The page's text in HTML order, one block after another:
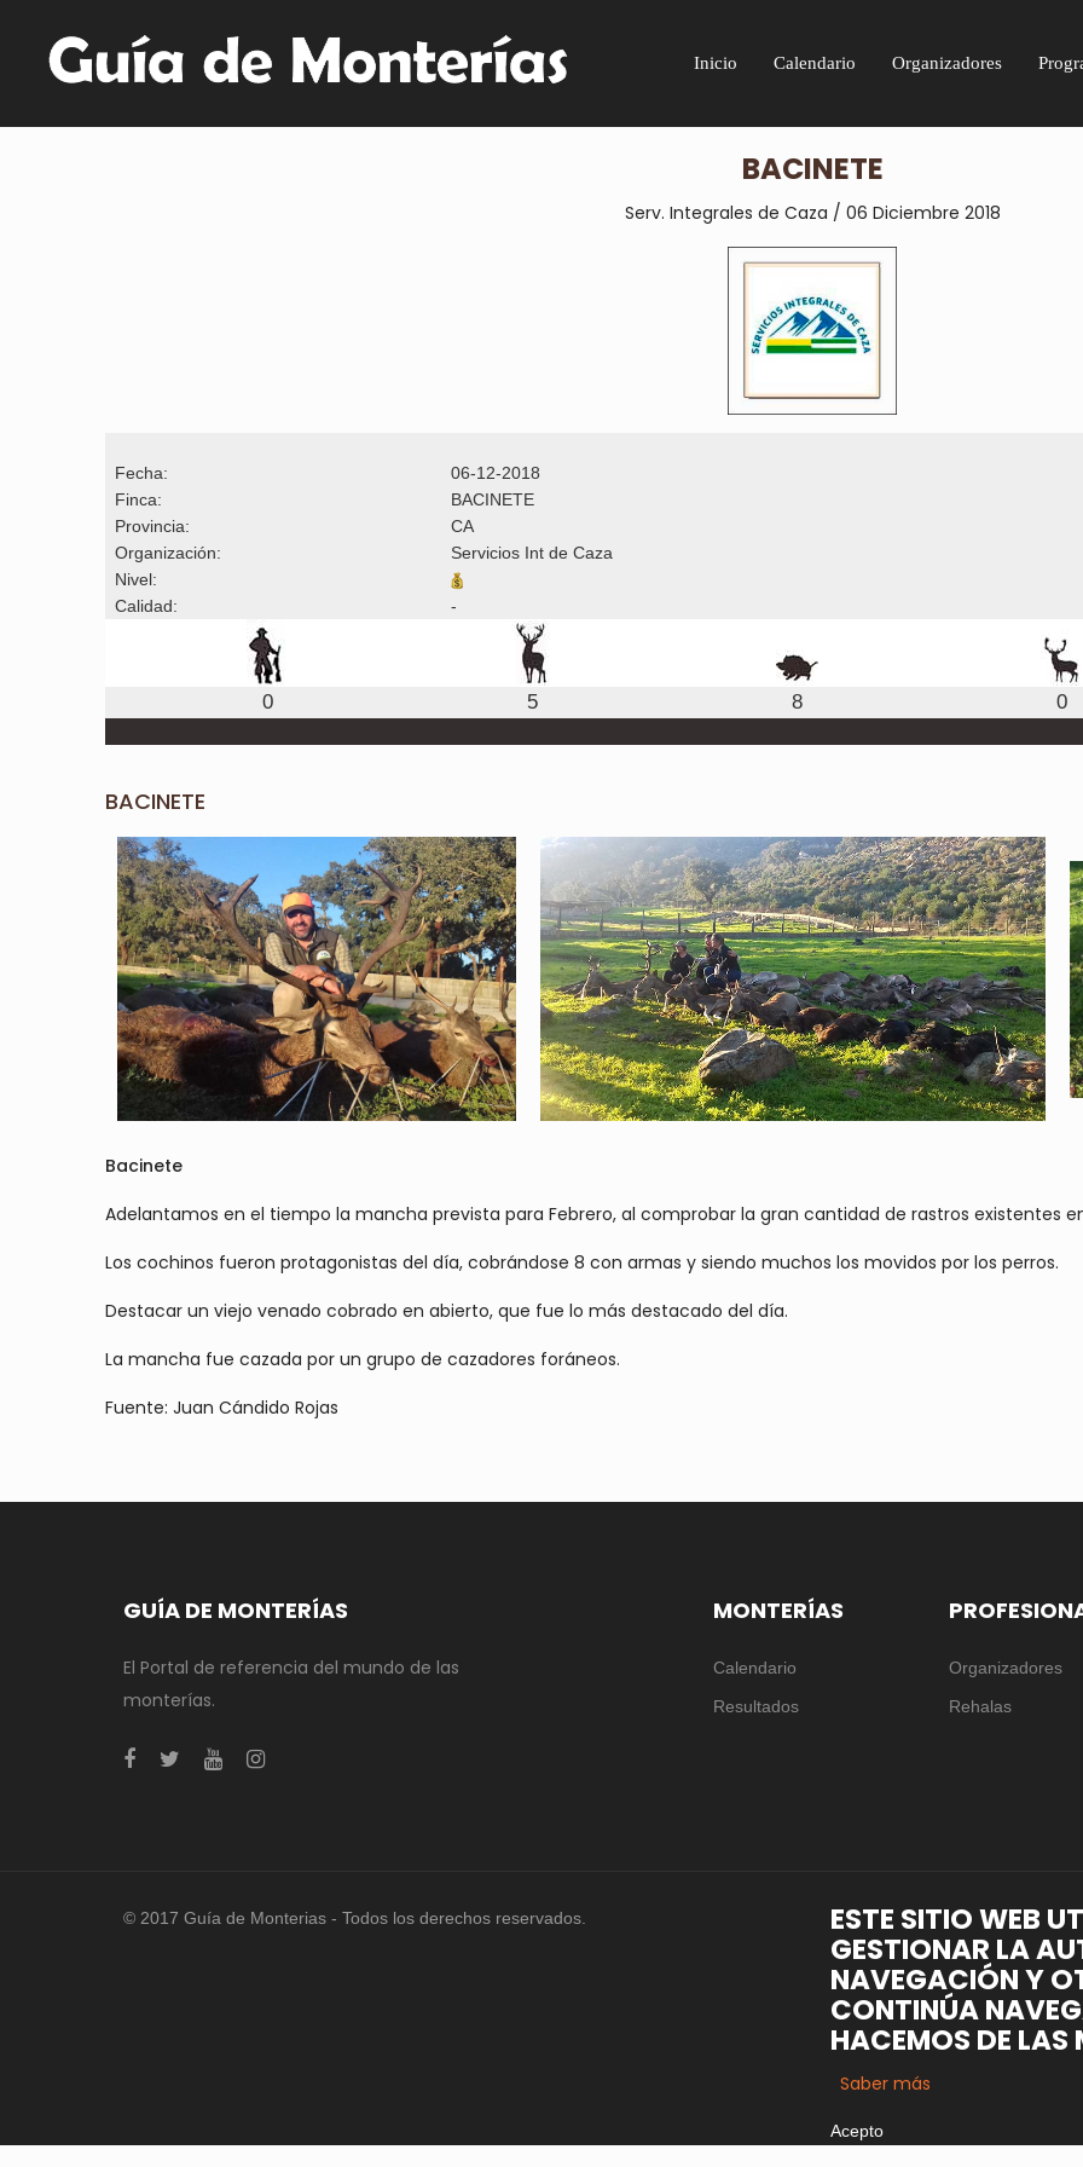
Inicio Calendario Organizadores
BACINETE
Serv. Integrales de Caza / 06 Diciembre 2018
Fecha:
06-12-2018
Finca:
BACINETE
Provincia:
CA
Organización:
Servicios Int de Caza
Nivel:
Calidad:
-
0 5 8 0
BACINETE
Bacinete
Adelantamos en el tiempo la mancha prevista para Febrero, al comprobar la gran cantidad de rastros existentes
Los cochinos fueron protagonistas del día, cobrándose 8 con armas y siendo muchos los movidos por los perros.
Destacar un viejo venado cobrado en abierto, que fue lo más destacado del día.
La mancha fue cazada por un grupo de cazadores foráneos.
Fuente: Juan Cándido Rojas
GUÍA DE MONTERÍAS
El Portal de referencia del mundo de las
monterías.
MONTERÍAS
Calendario
Resultados
Organizadores
Rehalas
© 2017 Guía de Monterias - Todos los derechos reservados. ESTE SITIO WEB
GESTIONAR LA
NAVEGACIÓN Y
CONTINÚA
HACEMOS DE LAS
Saber más
Acepto